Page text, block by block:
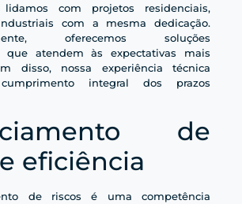
com projetos residenciais,
com a mesma dedicação.
oferecemos soluções
que atendem às expectativas mais
disso, nossa experiência técnica
integral dos prazos
de
eficiência
de riscos é uma competência